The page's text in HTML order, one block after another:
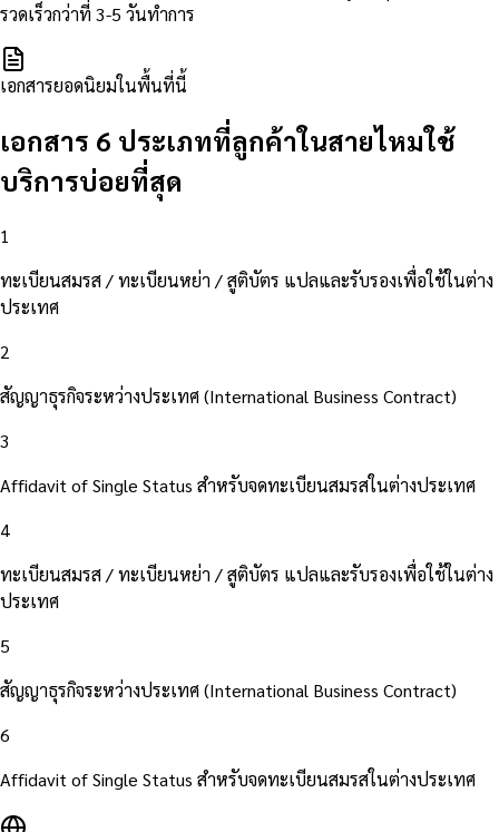
รวดเร็วกว่าที่ 3-5 วันทำการ
เอกสารยอดนิยมในพื้นที่นี้
เอกสาร 6 ประเภทที่ลูกค้าในสายไหมใช้
บริการบ่อยที่สุด
1
ทะเบียนสมรส / ทะเบียนหย่า / สูติบัตร แปลและรับรองเพื่อใช้ในต่าง
ประเทศ
2
สัญญาธุรกิจระหว่างประเทศ (International Business Contract)
3
Affidavit of Single Status สำหรับจดทะเบียนสมรสในต่างประเทศ
4
ทะเบียนสมรส / ทะเบียนหย่า / สูติบัตร แปลและรับรองเพื่อใช้ในต่าง
ประเทศ
5
สัญญาธุรกิจระหว่างประเทศ (International Business Contract)
6
Affidavit of Single Status สำหรับจดทะเบียนสมรสในต่างประเทศ